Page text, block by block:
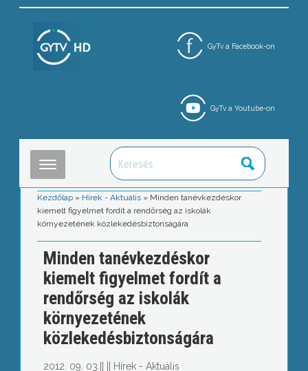
GyTv a Facebook-on
GyTv a Youtube-on
Kezdőlap » Hírek - Aktuális » Minden tanévkezdéskor
kiemelt figyelmet fordít a rendőrség az iskolák
környezetének közlekedésbiztonságára
Minden tanévkezdéskor
kiemelt figyelmet fordít a
rendőrség az iskolák
környezetének
közlekedésbiztonságára
2012. 09. 03. Hírek - Aktuális